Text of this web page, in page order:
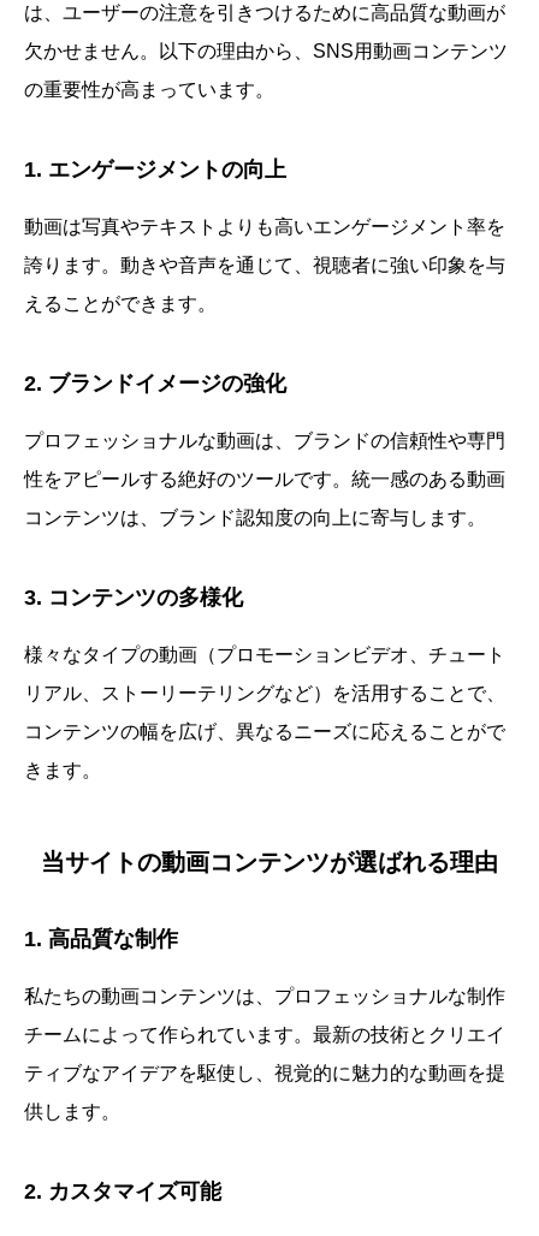
は、ユーザーの注意を引きつけるために高品質な動画が
欠かせません。以下の理由から、SNS用動画コンテンツ
の重要性が高まっています。
1. エンゲージメントの向上
動画は写真やテキストよりも高いエンゲージメント率を
誇ります。動きや音声を通じて、視聴者に強い印象を与
えることができます。
2. ブランドイメージの強化
プロフェッショナルな動画は、ブランドの信頼性や専門
性をアピールする絶好のツールです。統一感のある動画
コンテンツは、ブランド認知度の向上に寄与します。
3. コンテンツの多様化
様々なタイプの動画（プロモーションビデオ、チュート
リアル、ストーリーテリングなど）を活用することで、
コンテンツの幅を広げ、異なるニーズに応えることがで
きます。
当サイトの動画コンテンツが選ばれる理由
1. 高品質な制作
私たちの動画コンテンツは、プロフェッショナルな制作
チームによって作られています。最新の技術とクリエイ
ティブなアイデアを駆使し、視覚的に魅力的な動画を提
供します。
2. カスタマイズ可能